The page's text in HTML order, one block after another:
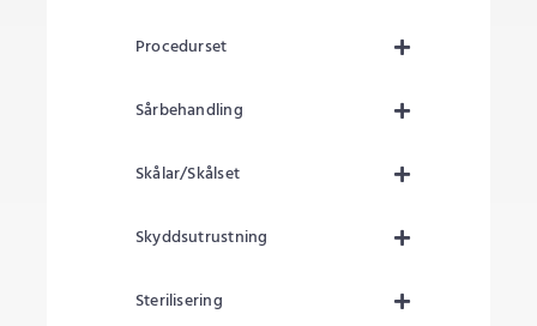
Procedurset
Sårbehandling
Skålar/Skålset
Skyddsutrustning
Sterilisering